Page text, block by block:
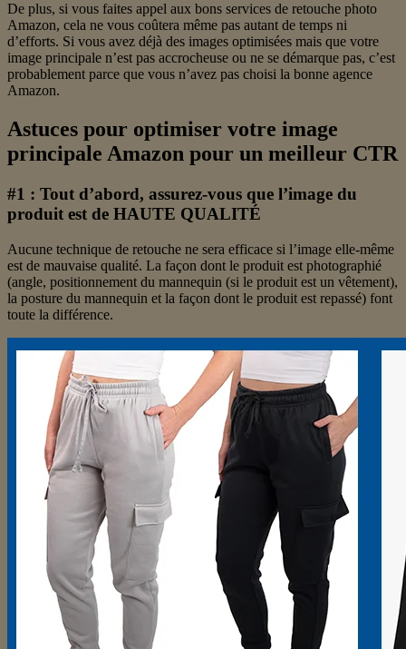
De plus, si vous faites appel aux bons services de retouche photo
Amazon, cela ne vous coûtera même pas autant de temps ni
d’efforts. Si vous avez déjà des images optimisées mais que votre
image principale n’est pas accrocheuse ou ne se démarque pas, c’est
probablement parce que vous n’avez pas choisi la bonne agence
Amazon.
Astuces pour optimiser votre image
principale Amazon pour un meilleur CTR
#1 : Tout d’abord, assurez-vous que l’image du
produit est de HAUTE QUALITÉ
Aucune technique de retouche ne sera efficace si l’image elle-même
est de mauvaise qualité. La façon dont le produit est photographié
(angle, positionnement du mannequin (si le produit est un vêtement),
la posture du mannequin et la façon dont le produit est repassé) font
toute la différence.